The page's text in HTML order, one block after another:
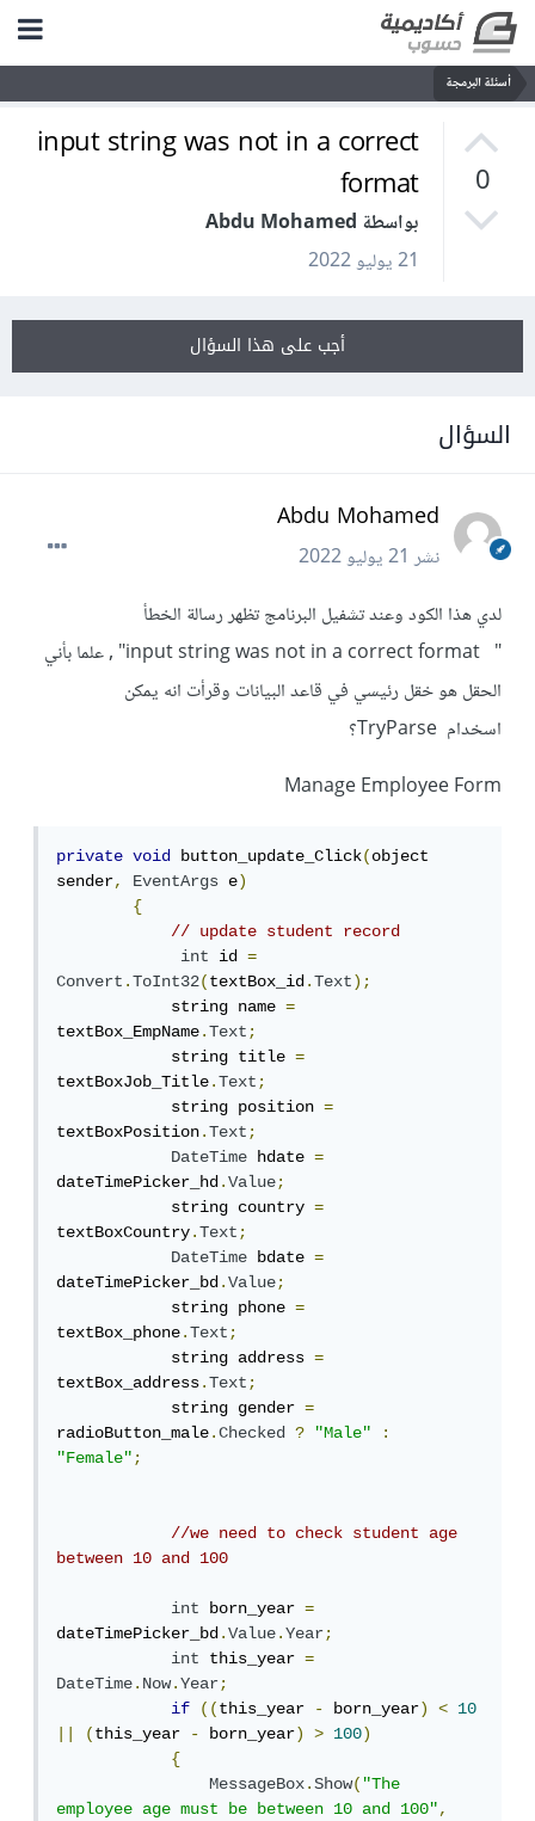
أسئلة البرمجة
0
input string was not in a correct
format
بواسطة Abdu Mohamed
21 يوليو 2022
أجب على هذا السؤال
السؤال
Abdu Mohamed
نشر21 يوليو 2022
لدي هذا الكود وعند تشفيل البرنامج تظهر رسالة الخطأ
" input string was not in a correct format" , علما بأني
الحقل هو خقل رئيسي في قاعد البيانات وقرأت انه يمكن
اسخدام TryParse؟
Manage Employee Form
private void button_update_Click(object
sender, EventArgs e)
{
// update student record
int
id =
Convert.ToInt32(textBox_id.Text);
            string name
=
textBox_EmpName.Text;
            string title
=
textBoxJob_Title.Text;
            string position
=
textBoxPosition.Text;
DateTime hdate =
dateTimePicker_hd.Value;
            string country
=
textBoxCountry.Text;
DateTime bdate =
dateTimePicker_bd.Value;
            string phone
=
textBox_phone.Text;
            string address
=
textBox_address.Text;
            string gender
=
radioButton_male.Checked ? "Male"
:
"Female";
//we need to check student age
between 10 and 100
int born_year =
dateTimePicker_bd.Value.Year;
int
this_year =
DateTime.Now.Year;
if
((this_year - born_year) <
10
(this_year - born_year) > 100)
{
MessageBox.Show("The
employee age must be between 10 and 100",